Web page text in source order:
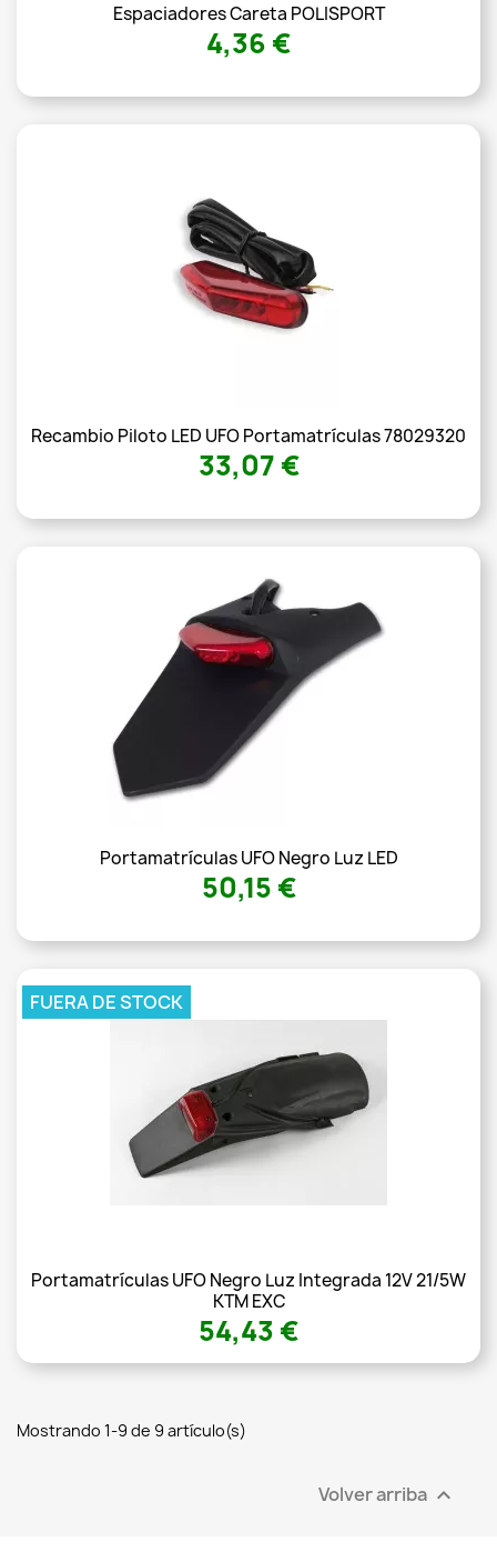
Espaciadores Careta POLISPORT
4,36 €
Recambio Piloto LED UFO Portamatrículas 78029320
33,07 €
Portamatrículas UFO Negro Luz LED
50,15 €
Portamatrículas UFO Negro Luz Integrada 12V 21/5W
KTM EXC
54,43 €
FUERA DE STOCK
Mostrando 1-9 de 9 artículo(s)
Volver arriba 